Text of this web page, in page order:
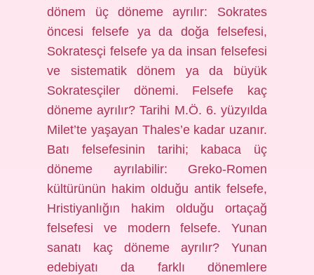
dönem üç döneme ayrılır: Sokrates
öncesi felsefe ya da doğa felsefesi,
Sokratesçi felsefe ya da insan felsefesi
ve sistematik dönem ya da büyük
Sokratesçiler dönemi. Felsefe kaç
döneme ayrılır? Tarihi M.Ö. 6. yüzyılda
Milet’te yaşayan Thales’e kadar uzanır.
Batı felsefesinin tarihi; kabaca üç
döneme ayrılabilir: Greko-Romen
kültürünün hakim olduğu antik felsefe,
Hristiyanlığın hakim olduğu ortaçağ
felsefesi ve modern felsefe. Yunan
sanatı kaç döneme ayrılır? Yunan
edebiyatı da farklı dönemlere